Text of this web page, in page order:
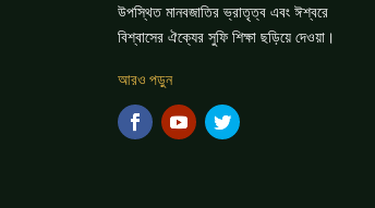
উপস্থিত মানবজাতির ভ্রাতৃত্ব এবং ঈশ্বরে
বিশ্বাসের ঐক্যের সুফি শিক্ষা ছড়িয়ে দেওয়া।
আরও পড়ুন